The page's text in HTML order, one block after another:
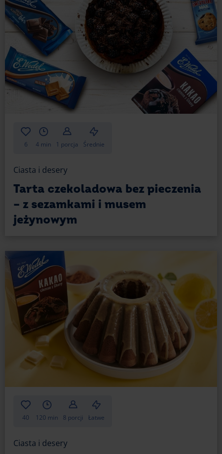
6 4 min 1 porcja Średnie
Ciasta i desery
Tarta czekoladowa bez pieczenia
– z sezamkami i musem
jeżynowym
40 120 min 8 porcji Łatwe
Ciasta i desery